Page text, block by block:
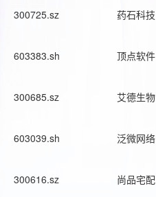
300725.sz 药石科技
603383.sh 顶点软件
300685.sz 艾德生物
603039.sh 泛微网络
300616.sz 尚品宅配